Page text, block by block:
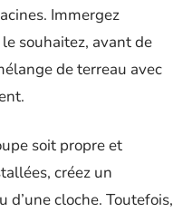
Immergez
souhaitez, avant de
de terreau avec
soit propre et
créez un
d’une cloche. Toutefois,